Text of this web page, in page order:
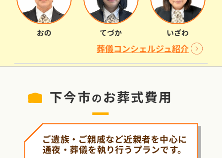
おの てづか いざわ
葬儀コンシェルジュ紹介
下今市の お葬式費用
ご遺族・ご親戚など近親者を中心に
通夜・葬儀を執り行うプランです。